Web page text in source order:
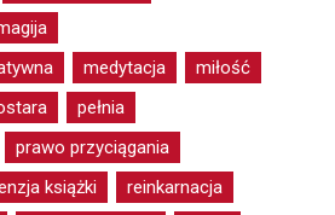
medytacja
miłość
pełnia
prawo przyciągania
książki
reinkarnacja